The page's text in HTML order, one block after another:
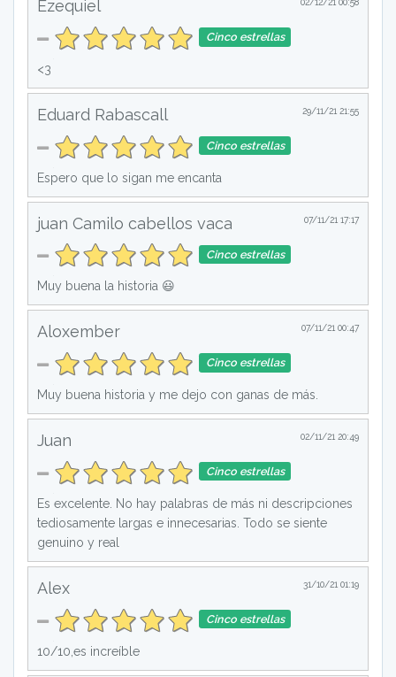
Ezequiel
Cinco estrellas
<3
29/11/21 21:55
Eduard Rabascall
Cinco estrellas
Espero que lo sigan me encanta
07/11/21 17:17
juan Camilo cabellos vaca
Cinco estrellas
Muy buena la historia 😃
07/11/21 00:47
Aloxember
Cinco estrellas
Muy buena historia y me dejo con ganas de más.
02/11/21 20:49
Juan
Cinco estrellas
Es excelente. No hay palabras de más ni descripciones
tediosamente largas e innecesarias. Todo se siente
genuino y real
31/10/21 01:19
Alex
Cinco estrellas
10/10,es increíble